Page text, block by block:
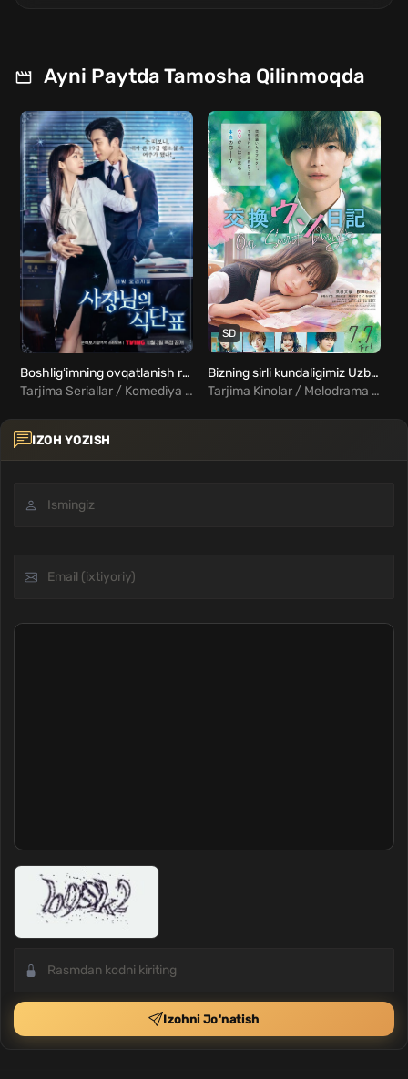
Ayni Paytda Tamosha Qilinmoqda
Boshligʻimning ovqatlanish rejasi Barcha qismlar Uzbek Tilida
Tarjima Seriallar / Komediya / Romantika / Fantastika / Xorij Seriallar Uzbek Tilida
SD
Bizning sirli kundaligimiz Uzbek Tilida
Tarjima Kinolar / Melodrama / Xorij Kinolar Uzbek Tilida
IZOH YOZISH
Izohni Jo'natish